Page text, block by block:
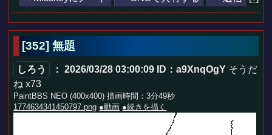
[352] 無題
しろう ： 2026/03/28 03:00:09 ID：a9XnqOgY そうだ
ね x73
PaintBBS NEO (400x400) 描画時間：3分49秒
1774634341450797.png ●動画 ●続きを描く